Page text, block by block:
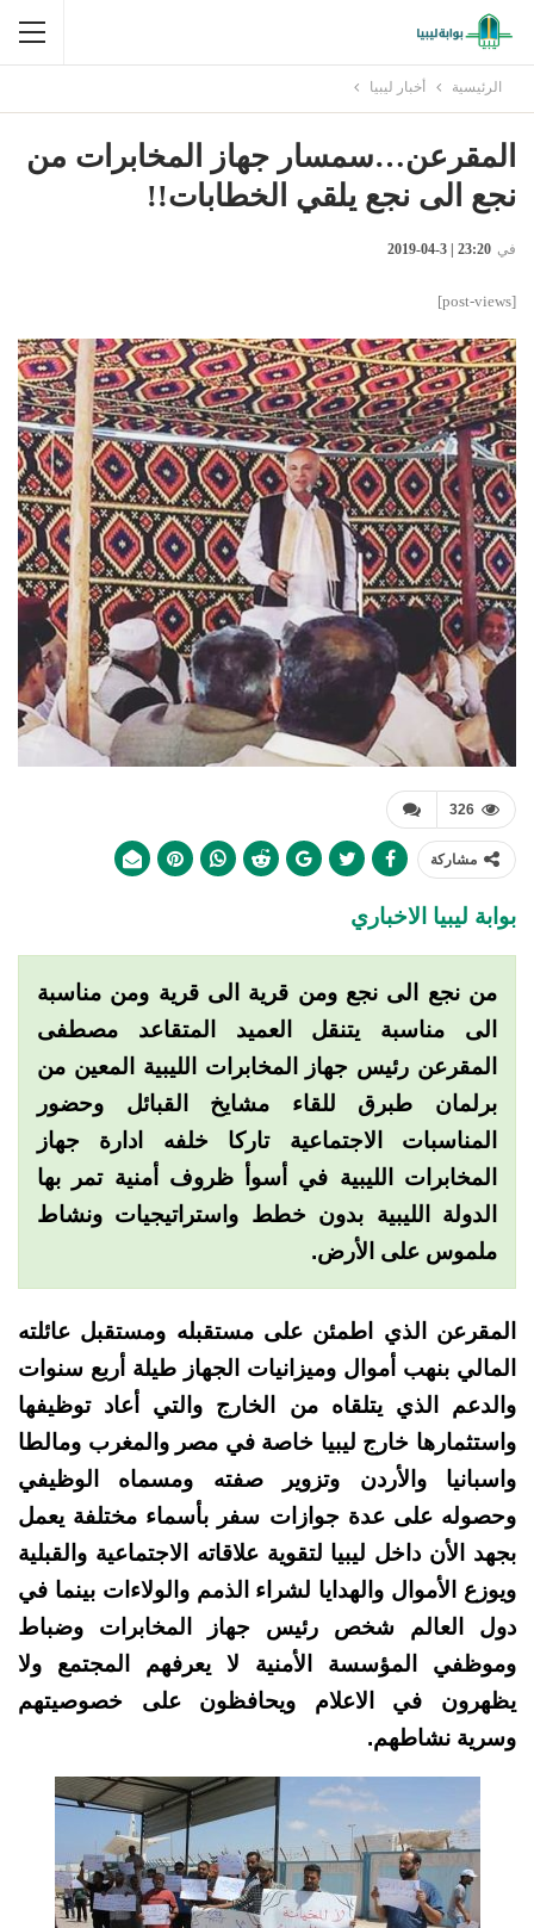
الرئيسية أخبار ليبيا
المقرعن…سمسار جهاز المخابرات من
نجع الى نجع يلقي الخطابات!!
في 23:20 | 3-04-2019
[post-views]
326
مشاركة
بوابة ليبيا الاخباري
من نجع الى نجع ومن قرية الى قرية ومن مناسبة
الى مناسبة يتنقل العميد المتقاعد مصطفى
المقرعن رئيس جهاز المخابرات الليبية المعين من
برلمان طبرق للقاء مشايخ القبائل وحضور
المناسبات الاجتماعية تاركا خلفه ادارة جهاز
المخابرات الليبية في أسوأ ظروف أمنية تمر بها
الدولة الليبية بدون خطط واستراتيجيات ونشاط
ملموس على الأرض.
المقرعن الذي اطمئن على مستقبله ومستقبل عائلته
المالي بنهب أموال وميزانيات الجهاز طيلة أربع سنوات
والدعم الذي يتلقاه من الخارج والتي أعاد توظيفها
واستثمارها خارج ليبيا خاصة في مصر والمغرب ومالطا
واسبانيا والأردن وتزوير صفته ومسماه الوظيفي
وحصوله على عدة جوازات سفر بأسماء مختلفة يعمل
بجهد الأن داخل ليبيا لتقوية علاقاته الاجتماعية والقبلية
ويوزع الأموال والهدايا لشراء الذمم والولاءات بينما في
دول العالم شخص رئيس جهاز المخابرات وضباط
وموظفي المؤسسة الأمنية لا يعرفهم المجتمع ولا
يظهرون في الاعلام ويحافظون على خصوصيتهم
وسرية نشاطهم.